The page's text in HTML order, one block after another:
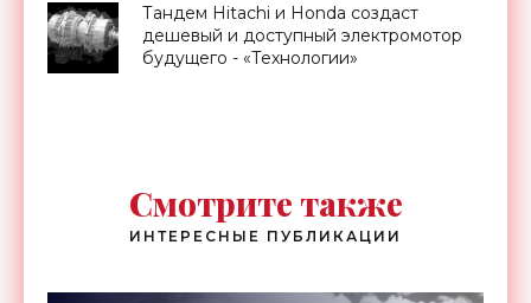
Тандем Hitachi и Honda создаст
дешевый и доступный электромотор
будущего - «Технологии»
Смотрите также
ИНТЕРЕСНЫЕ ПУБЛИКАЦИИ